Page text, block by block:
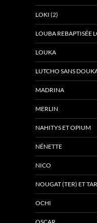
LOKI (2)
LOUBA REBAPTISÉE
LOUKA
LUTCHO SANS
MADRINA
MERLIN
NAHITYS ET OPIUM
NÉNETTE
NICO
NOUGAT (TER) ET
OCHI